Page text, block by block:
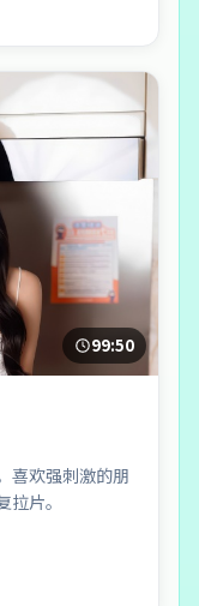
99:50
喜欢强刺激的朋
片。